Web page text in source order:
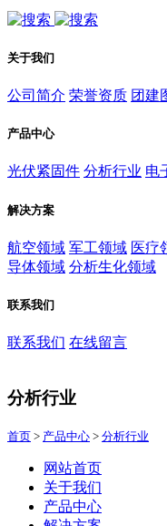
关于我们
公司简介 荣誉资质 团建
产品中心
光伏紧固件 分析行业 电
解决方案
航空领域 军工领域 医疗
导体领域 分析生化领域
联系我们
联系我们 在线留言
分析行业
首页 > 产品中心 > 分析行业
网站首页
关于我们
产品中心